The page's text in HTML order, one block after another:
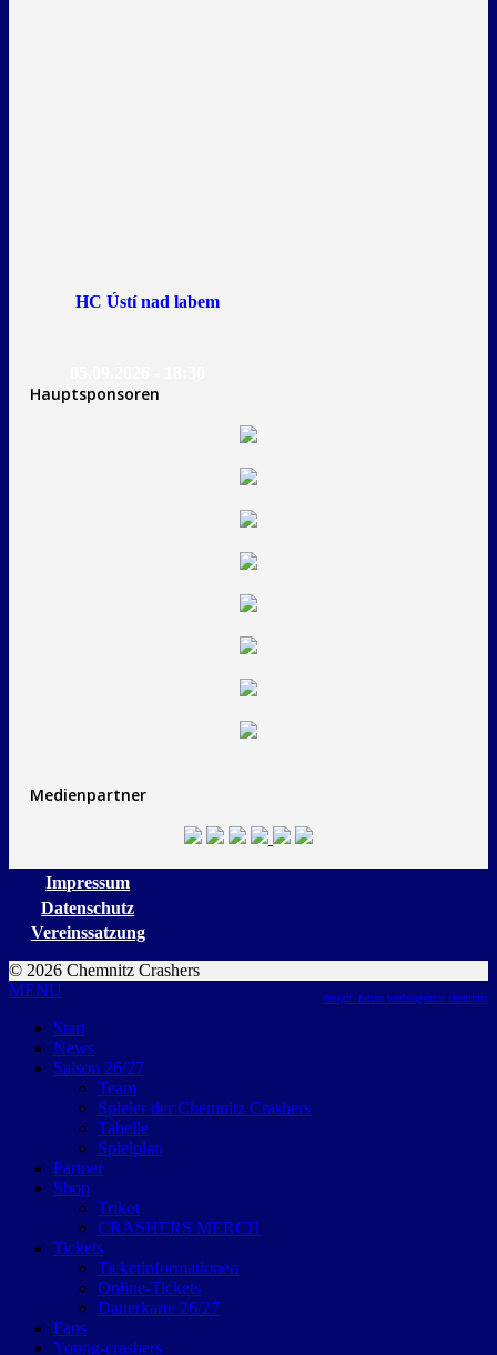
HC Ústí nad labem
Hauptsponsoren
Medienpartner
Impressum
Datenschutz
Vereinssatzung
© 2026 Chemnitz Crashers
design: future werbeagentur chemnitz
MENU
Start
News
Saison 26/27
Team
Spieler der Chemnitz Crashers
Tabelle
Spielplan
Partner
Shop
Trikot
CRASHERS MERCH
Tickets
Ticketinformationen
Online-Tickets
Dauerkarte 26/27
Fans
Young-crashers